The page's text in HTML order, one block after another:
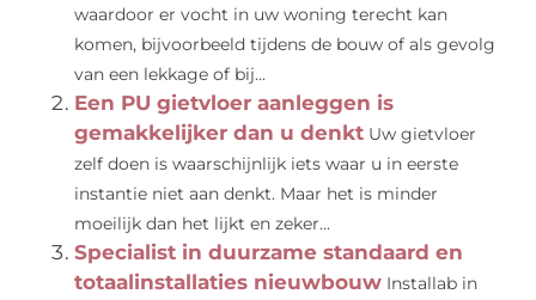
waardoor er vocht in uw woning terecht kan
komen, bijvoorbeeld tijdens de bouw of als gevolg
van een lekkage of bij...
Een PU gietvloer aanleggen is
gemakkelijker dan u denkt Uw gietvloer
zelf doen is waarschijnlijk iets waar u in eerste
instantie niet aan denkt. Maar het is minder
moeilijk dan het lijkt en zeker...
Specialist in duurzame standaard en
totaalinstallaties nieuwbouw Installab in